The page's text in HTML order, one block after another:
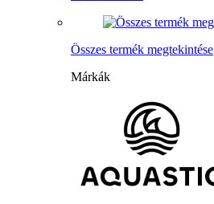
Összes termék megtekintése
Márkák